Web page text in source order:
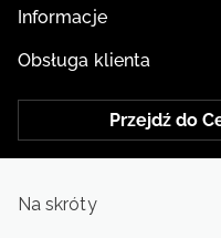
Informacje
Obsługa klienta
Przejdź do
Na skróty